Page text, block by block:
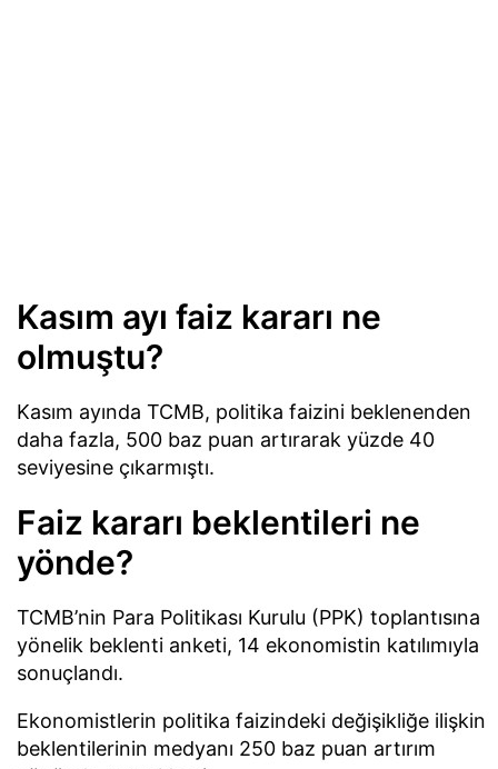
Kasım ayı faiz kararı ne
olmuştu?
Kasım ayında TCMB, politika faizini beklenenden
daha fazla, 500 baz puan artırarak yüzde 40
seviyesine çıkarmıştı.
Faiz kararı beklentileri ne
yönde?
TCMB’nin Para Politikası Kurulu (PPK) toplantısına
yönelik beklenti anketi, 14 ekonomistin katılımıyla
sonuçlandı.
Ekonomistlerin politika faizindeki değişikliğe ilişkin
beklentilerinin medyanı 250 baz puan artırım